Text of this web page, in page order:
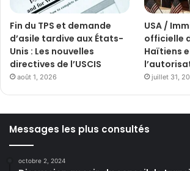
Fin du TPS et demande
d’asile tardive aux États-
Unis : Les nouvelles
directives de l’USCIS
août 1, 2026
USA /
officielle
Haïtiens
juillet 31,
Messages les plus consultés
octobre 2, 2024